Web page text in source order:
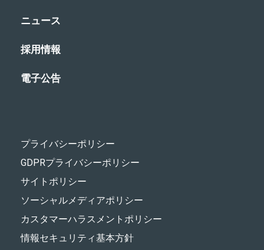
ニュース
採用情報
電子公告
プライバシーポリシー
GDPRプライバシーポリシー
サイトポリシー
ソーシャルメディアポリシー
カスタマーハラスメントポリシー
情報セキュリティ基本方針